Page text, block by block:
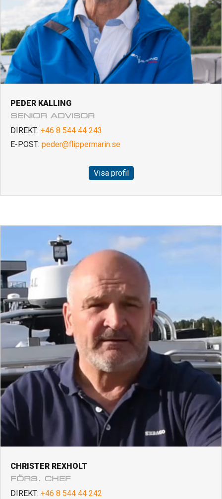
PEDER KALLING
SENIOR ADVISOR
DIREKT: +46 8 544 44 243
E-POST: peder@flippermarin.se
Visa profil
CHRISTER REXHOLT
FÖRS. CHEF
DIREKT: +46 8 544 44 242